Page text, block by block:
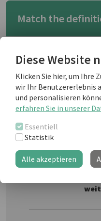
Diese Website
Klicken Sie hier, um Ihre
wir Ihr Benutzererlebnis
und personalisieren
erfahren Sie in unserer
Essentiell
Statistik
Alle akzeptieren
Match the
Um verschiedene
trainieren, haben wir
aufgelistet, mit denen
verbinden müssen.
Weiterlesen als
Sie sind noch